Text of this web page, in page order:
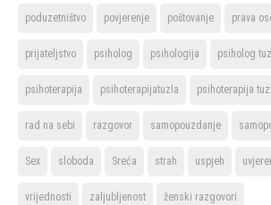
poduzetništvo povjerenje poštovanje prava
prijateljstvo psiholog psihologija psiholog
psihoterapija psihoterapijatuzla psihoterapija
rad na sebi razgovor samopouzdanje
Sex sloboda Sreća strah uspjeh
vrijednosti zaljubljenost ženski razgovori